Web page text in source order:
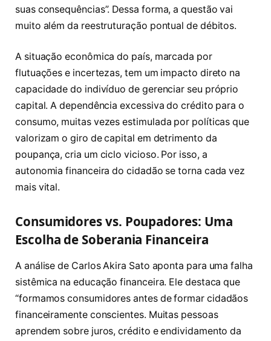
suas consequências”. Dessa forma, a questão vai
muito além da reestruturação pontual de débitos.
A situação econômica do país, marcada por
flutuações e incertezas, tem um impacto direto na
capacidade do indivíduo de gerenciar seu próprio
capital. A dependência excessiva do crédito para o
consumo, muitas vezes estimulada por políticas que
valorizam o giro de capital em detrimento da
poupança, cria um ciclo vicioso. Por isso, a
autonomia financeira do cidadão se torna cada vez
mais vital.
Consumidores vs. Poupadores: Uma
Escolha de Soberania Financeira
A análise de Carlos Akira Sato aponta para uma falha
sistêmica na educação financeira. Ele destaca que
“formamos consumidores antes de formar cidadãos
financeiramente conscientes. Muitas pessoas
aprendem sobre juros, crédito e endividamento da